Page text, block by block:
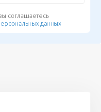
соглашаетесь
данных